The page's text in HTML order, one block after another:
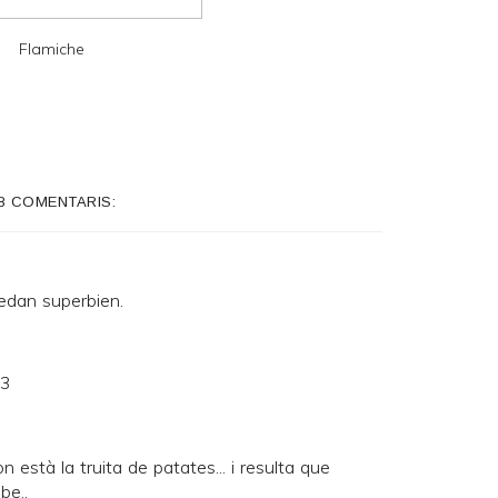
Flamiche
COMENTARIS:
superbien.
està la truita de patates... i resulta que